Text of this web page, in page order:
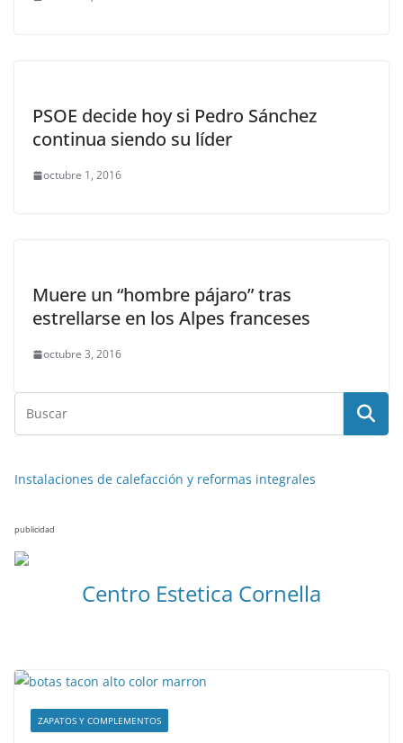
PSOE decide hoy si Pedro Sánchez
continua siendo su líder
octubre 1, 2016
Muere un “hombre pájaro” tras
estrellarse en los Alpes franceses
octubre 3, 2016
Instalaciones de calefacción y reformas integrales
publicidad
Centro Estetica Cornella
ZAPATOS Y COMPLEMENTOS